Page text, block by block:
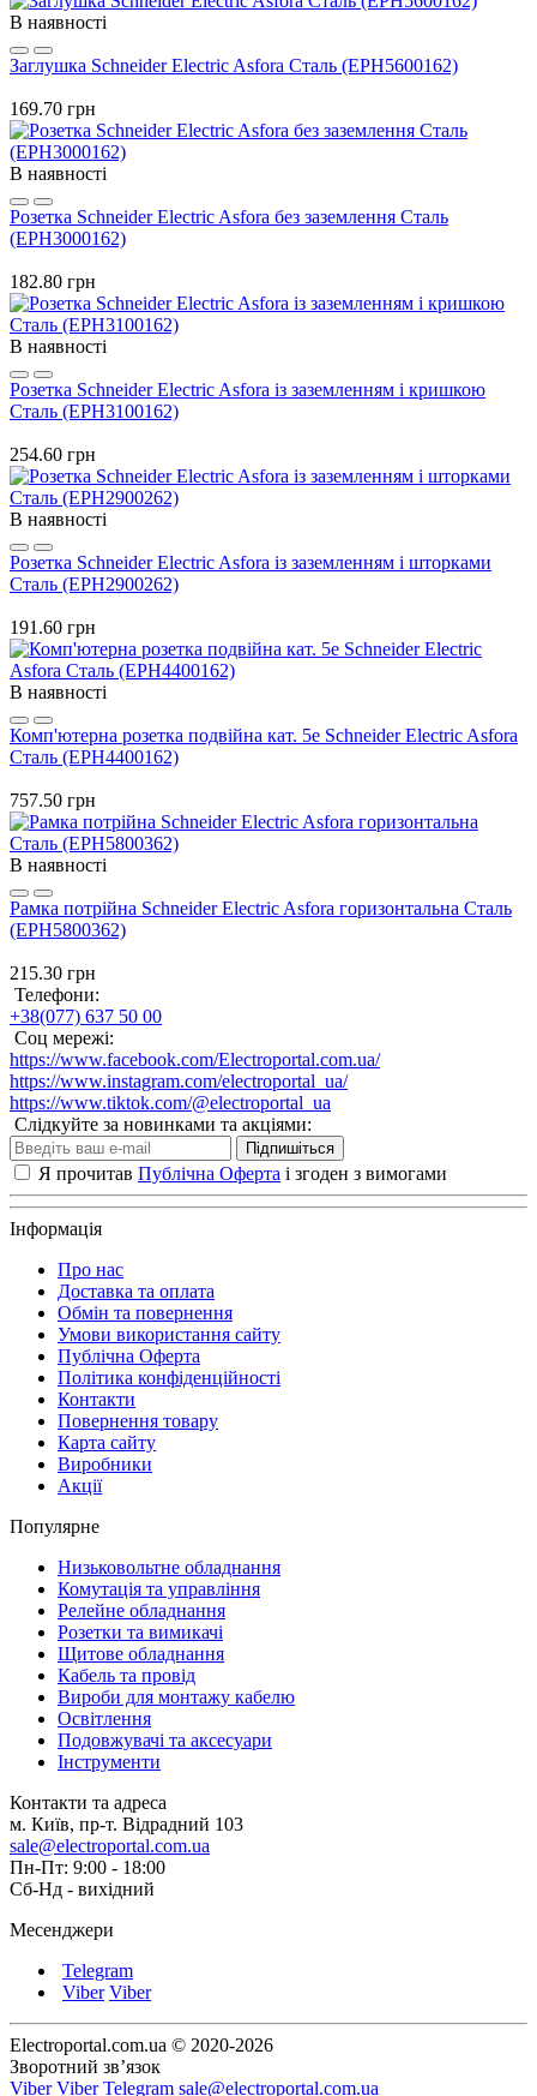
В наявності
Заглушка Schneider Electric Asfora Сталь (EPH5600162)
169.70 грн
В наявності
Розетка Schneider Electric Asfora без заземлення Сталь
(EPH3000162)
182.80 грн
В наявності
Розетка Schneider Electric Asfora із заземленням і кришкою
Сталь (EPH3100162)
254.60 грн
В наявності
Розетка Schneider Electric Asfora із заземленням і шторками
Сталь (EPH2900262)
191.60 грн
В наявності
Комп'ютерна розетка подвійна кат. 5e Schneider Electric Asfora
Сталь (EPH4400162)
757.50 грн
В наявності
Рамка потрійна Schneider Electric Asfora горизонтальна Сталь
(EPH5800362)
215.30 грн
Телефони:
+38(077) 637 50 00
Соц мережі:
https://www.facebook.com/Electroportal.com.ua/
https://www.instagram.com/electroportal_ua/
https://www.tiktok.com/@electroportal_ua
Слідкуйте за новинками та акціями:
Підпишіться
Я прочитав Публічна Оферта і згоден з вимогами
Інформація
Про нас
Доставка та оплата
Обмін та повернення
Умови використання сайту
Публічна Оферта
Політика конфіденційності
Контакти
Повернення товару
Карта сайту
Виробники
Акції
Популярне
Низьковольтне обладнання
Комутація та управління
Релейне обладнання
Розетки та вимикачі
Щитове обладнання
Кабель та провід
Вироби для монтажу кабелю
Освітлення
Подовжувачі та аксесуари
Інструменти
Контакти та адреса
м. Київ, пр-т. Відрадний 103
sale@electroportal.com.ua
Пн-Пт: 9:00 - 18:00
Сб-Нд - вихідний
Месенджери
Telegram
Viber Viber
Electroportal.com.ua © 2020-2026
Зворотний зв’язок
Viber Viber Telegram sale@electroportal.com.ua